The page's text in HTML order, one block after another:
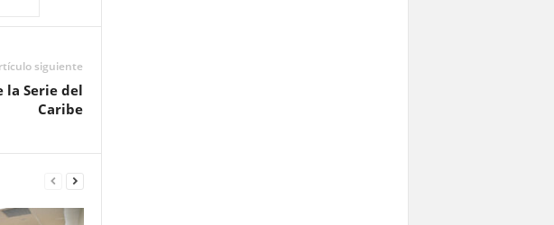
siguiente
la Serie del
Caribe